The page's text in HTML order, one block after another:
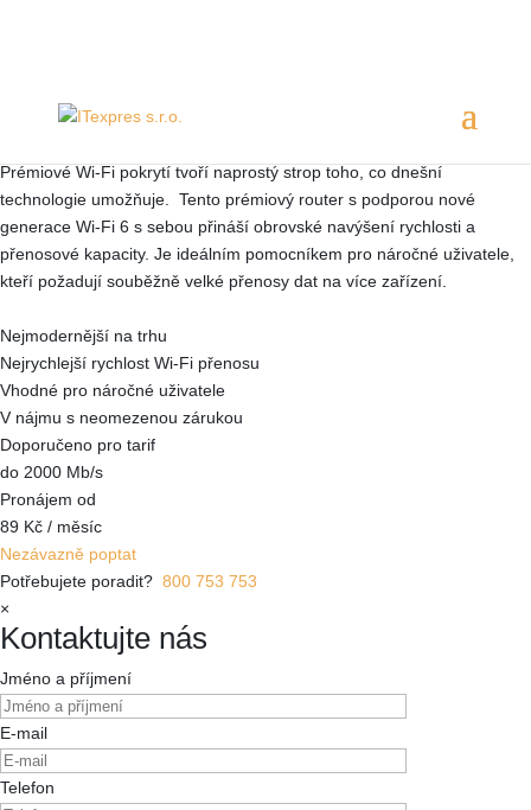
Prémiové Wi-Fi pokrytí
Prémiové Wi-Fi pokrytí tvoří naprostý strop toho, co dnešní
technologie umožňuje. Tento prémiový router s podporou nové
generace Wi-Fi 6 s sebou přináší obrovské navýšení rychlosti a
přenosové kapacity. Je ideálním pomocníkem pro náročné uživatele,
kteří požadují souběžně velké přenosy dat na více zařízení.
Nejmodernější na trhu
Nejrychlejší rychlost Wi-Fi přenosu
Vhodné pro náročné uživatele
V nájmu s neomezenou zárukou
Doporučeno pro tarif
do 2000 Mb/s
Pronájem od
89 Kč / měsíc
Nezávazně poptat
Potřebujete poradit? 800 753 753
×
Kontaktujte nás
Jméno a příjmení
E-mail
Telefon